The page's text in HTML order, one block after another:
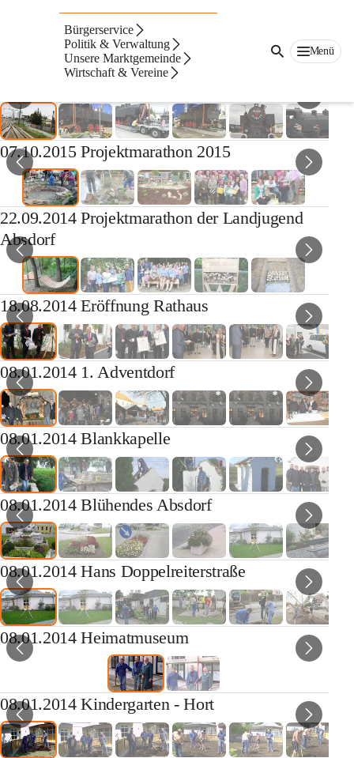
Bürgerservice
Politik & Verwaltung
Unsere Marktgemeinde
Wirtschaft & Vereine
Menü
Fotogalerie
26.04.2017 Denkmallok "Moritz"
07.10.2015 Projektmarathon 2015
22.09.2014 Projektmarathon der Landjugend
Absdorf
18.08.2014 Eröffnung Rathaus
08.01.2014 1. Adventdorf
08.01.2014 Blankkapelle
08.01.2014 Blühendes Absdorf
08.01.2014 Hans Doppelreiterstraße
08.01.2014 Heimatmuseum
08.01.2014 Kindergarten - Hort